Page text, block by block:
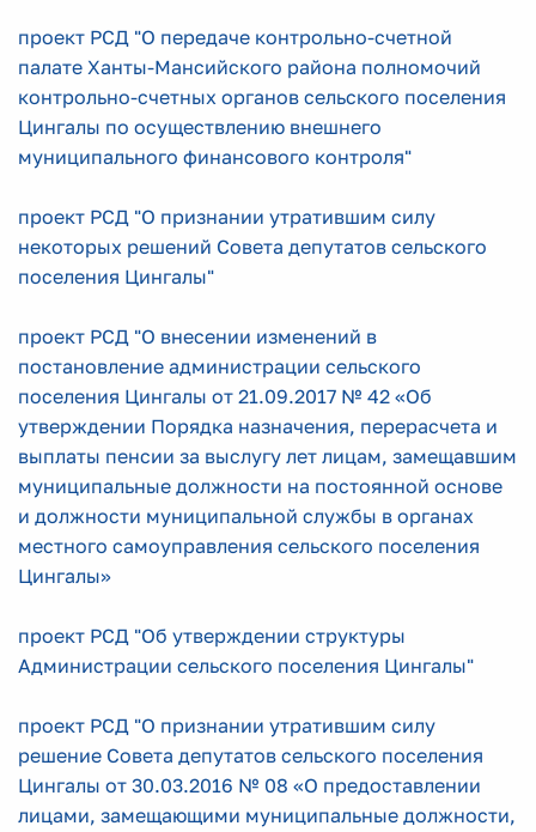
проект РСД "О передаче контрольно-счетной
палате Ханты-Мансийского района полномочий
контрольно-счетных органов сельского поселения
Цингалы по осуществлению внешнего
муниципального финансового контроля"
проект РСД "О признании утратившим силу
некоторых решений Совета депутатов сельского
поселения Цингалы"
проект РСД "О внесении изменений в
постановление администрации сельского
поселения Цингалы от 21.09.2017 № 42 «Об
утверждении Порядка назначения, перерасчета и
выплаты пенсии за выслугу лет лицам, замещавшим
муниципальные должности на постоянной основе
и должности муниципальной службы в органах
местного самоуправления сельского поселения
Цингалы»
проект РСД "Об утверждении структуры
Администрации сельского поселения Цингалы"
проект РСД "О признании утратившим силу
решение Совета депутатов сельского поселения
Цингалы от 30.03.2016 № 08 «О предоставлении
лицами, замещающими муниципальные должности,